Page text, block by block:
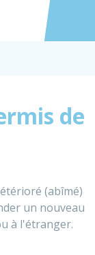
Accéder
de
(abîmé)
un nouveau
à l'étranger.